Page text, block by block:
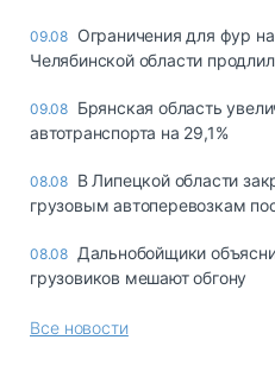
09.08 Ограничения для фур
Челябинской области
09.08 Брянская область
автотранспорта на 29,1%
08.08 В Липецкой области
грузовым автоперевозкам
08.08 Дальнобойщики
грузовиков мешают обгону
Все новости